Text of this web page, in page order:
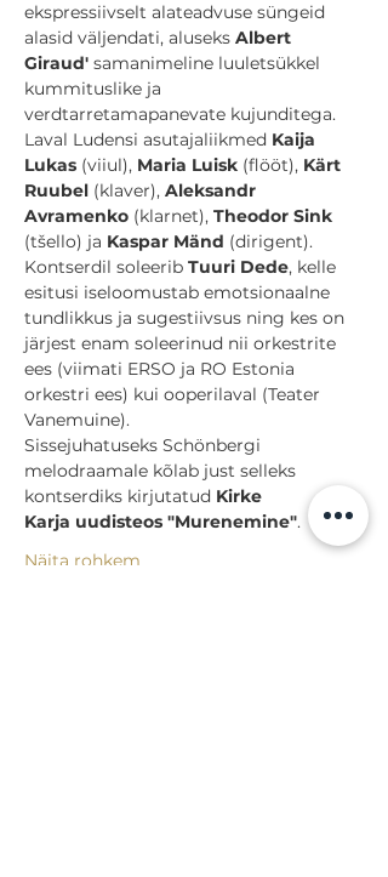
ekspressiivselt alateadvuse süngeid
alasid väljendati, aluseks Albert
Giraud' samanimeline luuletsükkel
kummituslike ja
verdtarretamapanevate kujunditega.
Laval Ludensi asutajaliikmed Kaija
Lukas (viiul), Maria Luisk (flööt), Kärt
Ruubel (klaver), Aleksandr
Avramenko (klarnet), Theodor Sink
(tšello) ja Kaspar Mänd (dirigent).
Kontserdil soleerib Tuuri Dede, kelle
esitusi iseloomustab emotsionaalne
tundlikkus ja sugestiivsus ning kes on
järjest enam soleerinud nii orkestrite
ees (viimati ERSO ja RO Estonia
orkestri ees) kui ooperilaval (Teater
Vanemuine).
Sissejuhatuseks Schönbergi
melodraamale kõlab just selleks
kontserdiks kirjutatud Kirke
Karja uudisteos "Murenemine".
Näita rohkem